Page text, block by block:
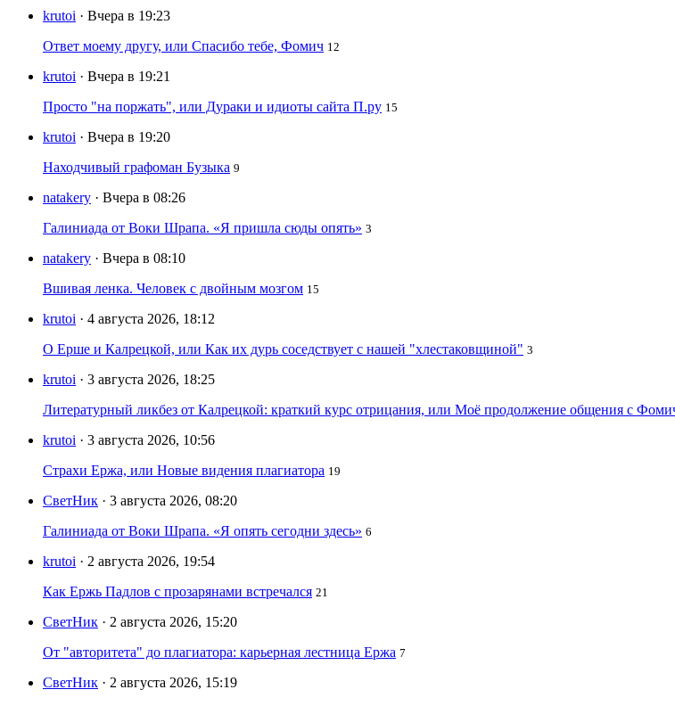
krutoi · Вчера в 19:23
Ответ моему другу, или Спасибо тебе, Фомич 12
krutoi · Вчера в 19:21
Просто "на поржать", или Дураки и идиоты сайта П.ру 15
krutoi · Вчера в 19:20
Находчивый графоман Бузыка 9
natakery · Вчера в 08:26
Галиниада от Воки Шрапа. «Я пришла сюды опять» 3
natakery · Вчера в 08:10
Вшивая ленка. Человек с двойным мозгом 15
krutoi · 4 августа 2026, 18:12
О Ерше и Калрецкой, или Как их дурь соседствует с нашей "хлестаковщиной" 3
krutoi · 3 августа 2026, 18:25
Литературный ликбез от Калрецкой: краткий курс отрицания, или Моё продолжение общения с
krutoi · 3 августа 2026, 10:56
Страхи Ержа, или Новые видения плагиатора 19
СветНик · 3 августа 2026, 08:20
Галиниада от Воки Шрапа. «Я опять сегодни здесь» 6
krutoi · 2 августа 2026, 19:54
Как Ержь Падлов с прозарянами встречался 21
СветНик · 2 августа 2026, 15:20
От "авторитета" до плагиатора: карьерная лестница Ержа 7
СветНик · 2 августа 2026, 15:19